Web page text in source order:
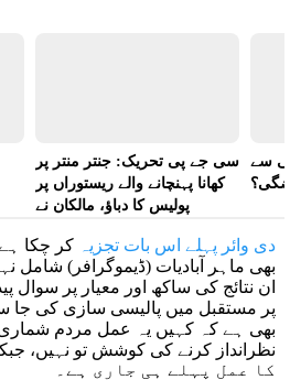
سی جے پی تحریک: جنتر منتر پر
کھانا پہنچانے والے ریستوراں پر
پولیس کا دباؤ، مالکان نے
سے
دی وائر پہلے اس بات تجزیہ
کر چکا
بھی ماہر آبادیات (ڈیموگرافر)
ان نتائج کی ساکھ اور معیار پر سوال
پر مستقبل میں پالیسی سازی کی جا
بھی ہے کہ کہیں یہ عمل مردم
کا عمل پہلے ہی جاری ہے۔